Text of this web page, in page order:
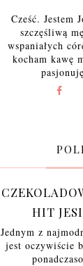
Cześć. Jestem
szczęśliwą
wspaniałych
kocham kawę
HIT
Jednym z
jest oczywiście